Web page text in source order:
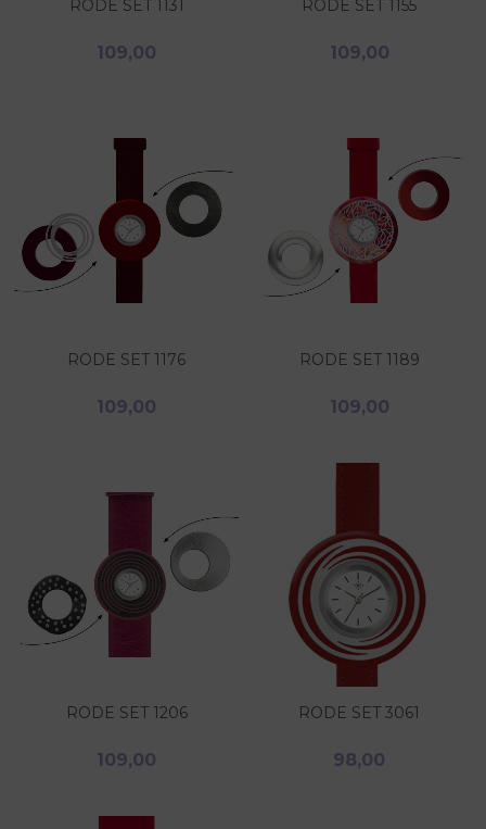
RODE SET 1131
109,00
RODE SET 1155
109,00
RODE SET 1176
109,00
RODE SET 1189
109,00
RODE SET 1206
109,00
RODE SET 3061
98,00